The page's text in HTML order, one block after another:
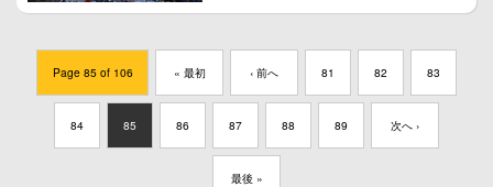
Page 85 of 106 « 最初 ‹ 前へ 81 82 83
84 85 86 87 88 89 次へ ›
最後 »